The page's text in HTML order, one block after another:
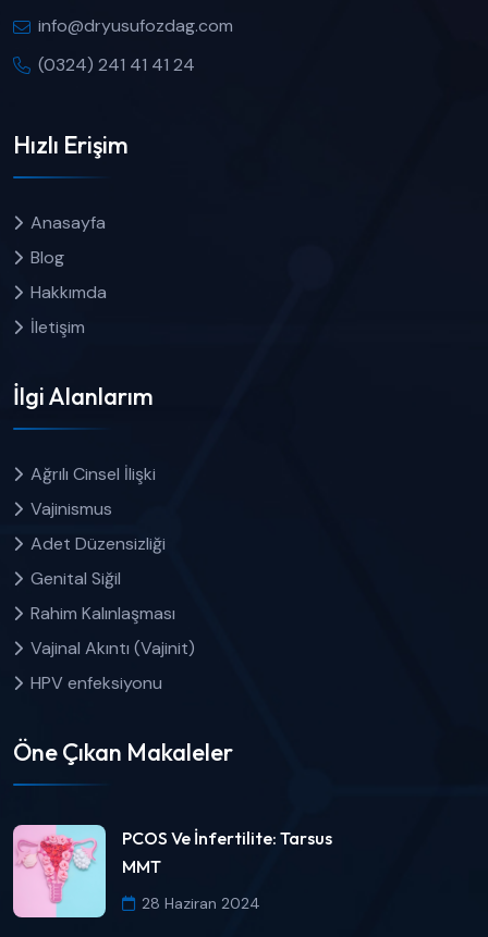
info@dryusufozdag.com
(0324) 241 41 41 24
Hızlı Erişim
Anasayfa
Blog
Hakkımda
İletişim
İlgi Alanlarım
Ağrılı Cinsel İlişki
Vajinismus
Adet Düzensizliği
Genital Siğil
Rahim Kalınlaşması
Vajinal Akıntı (Vajinit)
HPV enfeksiyonu
Öne Çıkan Makaleler
PCOS Ve İnfertilite: Tarsus
MMT
28 Haziran 2024